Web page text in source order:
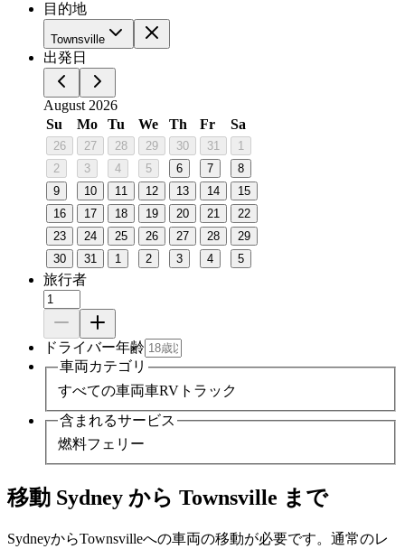
目的地
Townsville
出発日
August 2026
Su
Mo Tu We Th Fr Sa
26 27 28 29 30 31
1
2
3 4 5 6 7
8
9
10 11 12 13 14
15
16
17 18 19 20 21
22
23
24 25 26 27 28
29
30
31 1 2 3 4 5
旅行者
ドライバー年齢
車両カテゴリ
すべての車両車RV トラック
含まれるサービス
燃料フェリー
移動 Sydney から Townsville まで
SydneyからTownsvilleへの車両の移動が必要です。通常のレ